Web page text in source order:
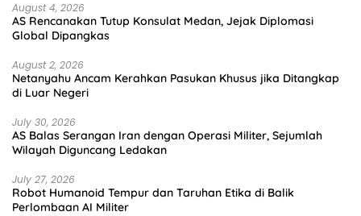
August 4, 2026
AS Rencanakan Tutup Konsulat Medan, Jejak Diplomasi
Global Dipangkas
August 2, 2026
Netanyahu Ancam Kerahkan Pasukan Khusus jika Ditangkap
di Luar Negeri
July 30, 2026
AS Balas Serangan Iran dengan Operasi Militer, Sejumlah
Wilayah Diguncang Ledakan
July 27, 2026
Robot Humanoid Tempur dan Taruhan Etika di Balik
Perlombaan AI Militer